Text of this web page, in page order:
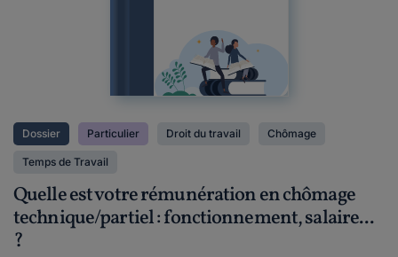
Dossier Particulier Droit du travail Chômage
Temps de Travail
Quelle est votre rémunération en chômage
technique/partiel : fonctionnement, salaire...
?